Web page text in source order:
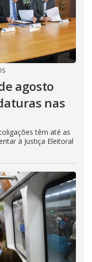
agosto
nas
têm até as
à Justiça Eleitoral